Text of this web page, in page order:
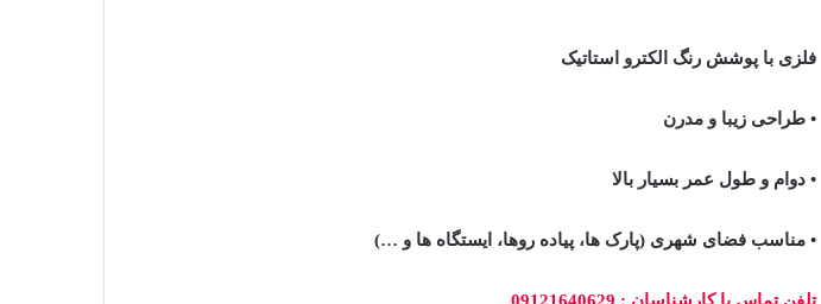
فلزی با پوشش رنگ الکترو استاتیک
• طراحی زیبا و مدرن
• دوام و طول عمر بسیار بالا
• مناسب فضای شهری (پارک ها، پیاده روها، ایستگاه ها و …)